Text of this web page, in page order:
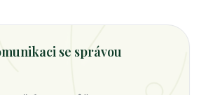
se správou